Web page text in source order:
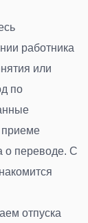
работника
или
по
приеме
о переводе. С
отпуска